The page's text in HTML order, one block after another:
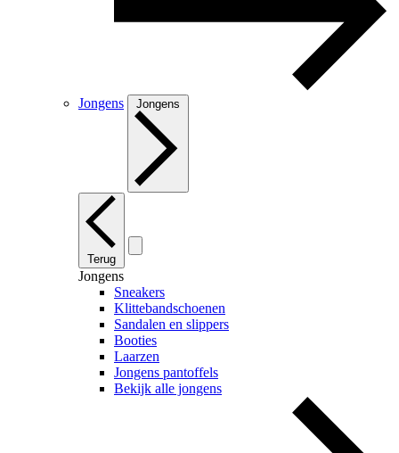
Jongens Jongens
Terug
Jongens
Sneakers
Klittebandschoenen
Sandalen en slippers
Booties
Laarzen
Jongens pantoffels
Bekijk alle jongens